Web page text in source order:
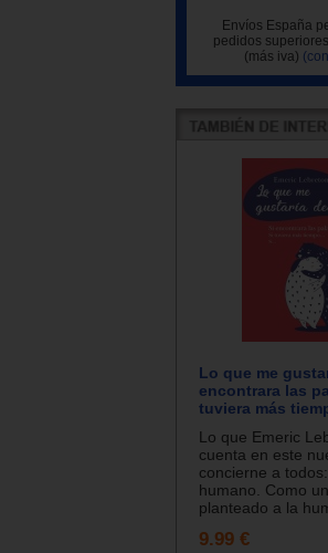
Envíos España
pedidos
(más iva)
Lo que me
encontrara las
tuviera más
Lo que Emeric
cuenta en este
concierne a
humano. Como
planteado a la
9.99 €